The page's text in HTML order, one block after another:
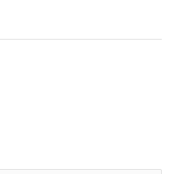
دیفرانسیل